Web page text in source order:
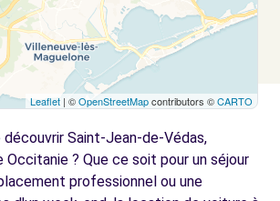
- GARAGE PARIS FRERES -
4.7
GROLLIER
Leaflet | ©OpenStreetMapcontributors ©CARTO
Saint-Jean-de-Védas,
Occitanie ? Que ce soit pour un séjour
professionnel ou une